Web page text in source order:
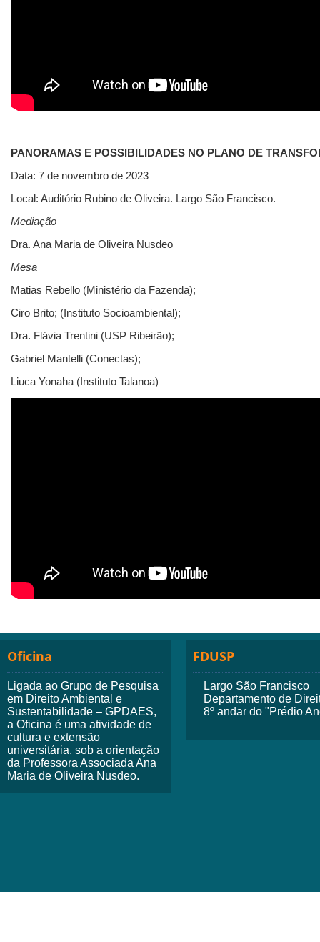
PANORAMAS E POSSIBILIDADES NO PLANO DE
Data: 7 de novembro de 2023
Local: Auditório Rubino de Oliveira. Largo São Francisco.
Mediação
Dra. Ana Maria de Oliveira Nusdeo
Mesa
Matias Rebello (Ministério da Fazenda);
Ciro Brito; (Instituto Socioambiental);
Dra. Flávia Trentini (USP Ribeirão);
Gabriel Mantelli (Conectas);
Liuca Yonaha (Instituto Talanoa)
Oficina
Ligada ao Grupo de Pesquisa
em Direito Ambiental e
Sustentabilidade – GPDAES,
a Oficina é uma atividade de
cultura e extensão
universitária, sob a orientação
da Professora Associada Ana
Maria de Oliveira Nusdeo.
FDUSP
Largo São Francisco
Departamento de
8º andar do "Prédio